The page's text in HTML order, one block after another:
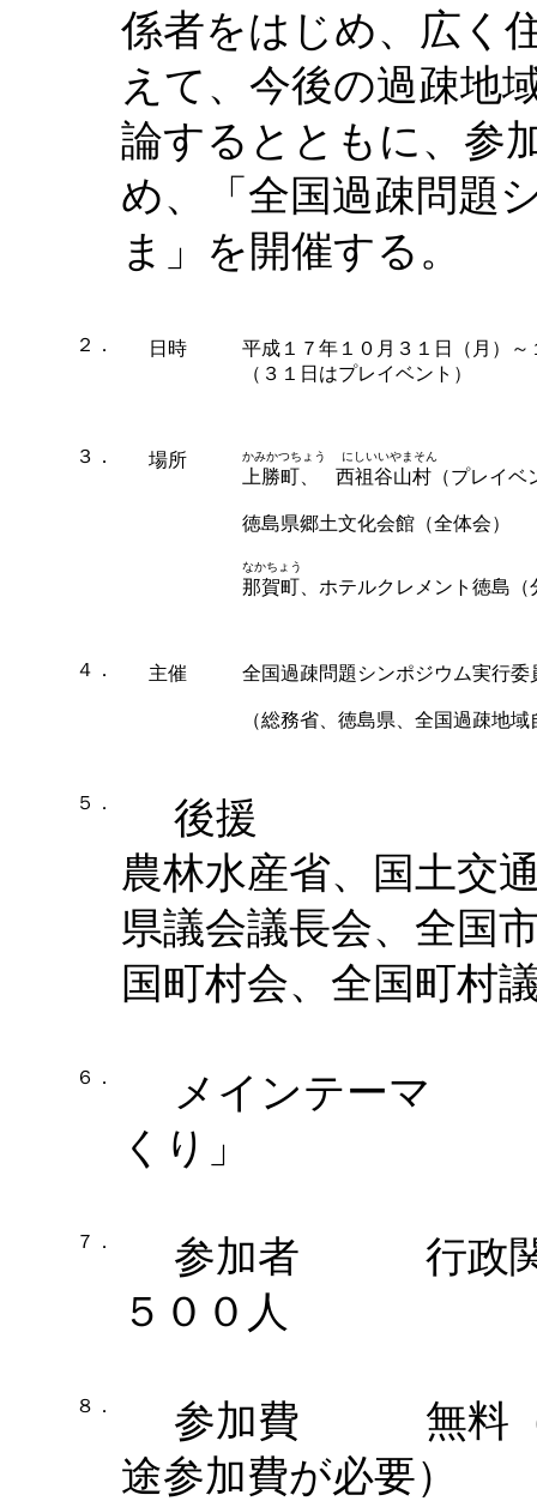
係者をはじめ、広く
えて、今後の過疎地
論するとともに、参
め、「全国過疎問題
ま」を開催する。
２． 日時
平成１７年１０月３１日（月）～
（３１日はプレイベント）
３． 場所 かみかつちょう にしいいやまそん
上勝町、 西祖谷山村（プレイベ
徳島県郷土文化会館（全体会）
なかちょう
那賀町、ホテルクレメント徳島（
４． 主催 全国過疎問題シンポジウム実行委
（総務省、徳島県、全国過疎地
５．
後援
農林水産省、国土交
県議会議長会、全国
国町村会、全国町村
６．
メインテーマ 「
くり」
７．
参加者 行政関係
５００ 人
８．
参加費 無料（交
途参加費が必要）